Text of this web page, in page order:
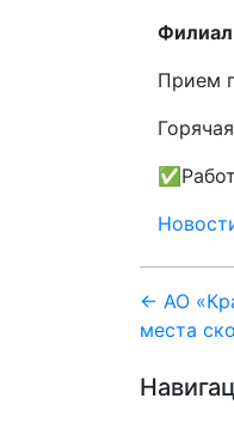
Филиал
Прием
по
← АО
места